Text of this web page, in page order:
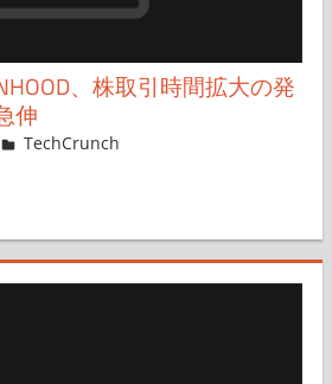
、株取引時間拡大の発
伸
Sarah Perez,Nariko Mizoguchi
TechCrunch